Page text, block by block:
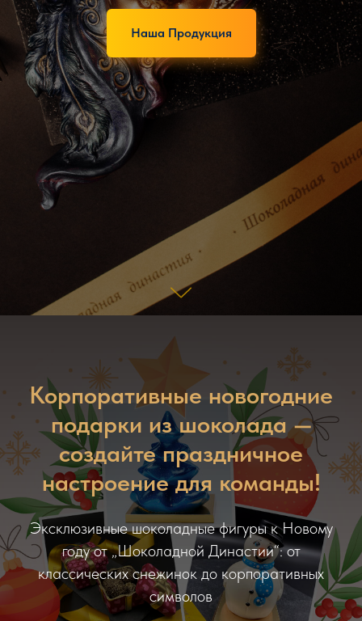
Наша Продукция
Корпоративные новогодние
подарки из шоколада —
создайте праздничное
настроение для команды!
Эксклюзивные шоколадные фигуры к Новому
году от „Шоколадной Династии“: от
классических снежинок до корпоративных
символов